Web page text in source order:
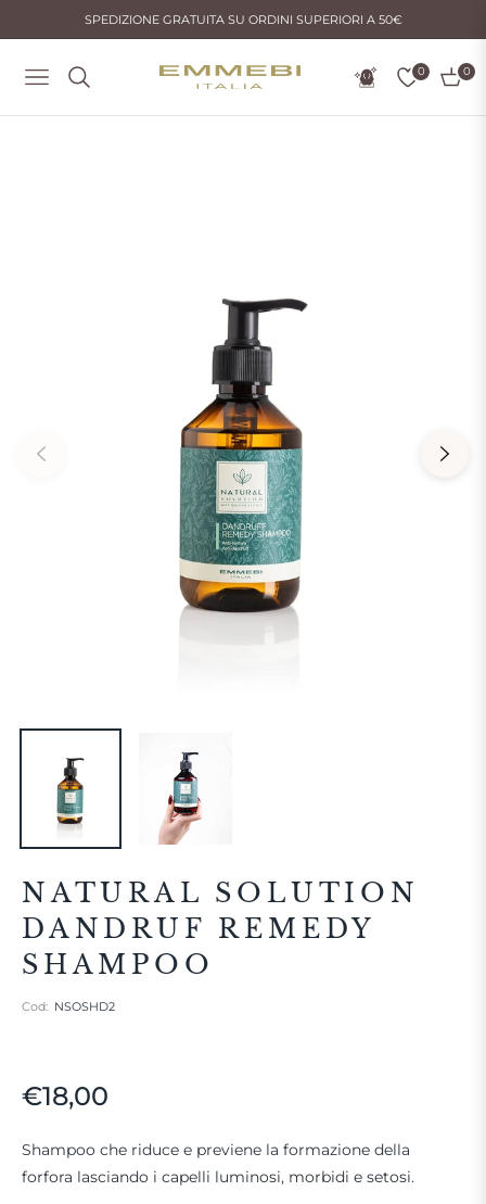
SPEDIZIONE GRATUITA SU ORDINI SUPERIORI A 50€
Navigation
0 0
NATURAL SOLUTION
DANDRUF REMEDY
SHAMPOO
Cod: NSOSHD2
Prezzo
€18,00
Shampoo che riduce e previene la formazione della
forfora lasciando i capelli luminosi, morbidi e setosi.